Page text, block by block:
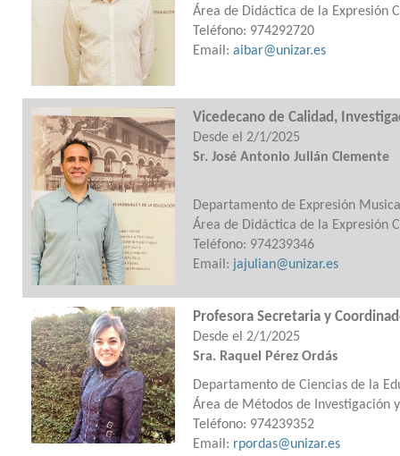
Área de Didáctica de la Expresión
Teléfono: 974292720
Email: aibar@unizar.es
Vicedecano de Calidad,
Desde el 2/1/2025
Sr. José Antonio Julián
Departamento de Expresión
Área de Didáctica de la Expresión
Teléfono: 974239346
Email: jajulian@unizar.es
Profesora Secretaria y
Desde el 2/1/2025
Sra. Raquel Pérez Ordás
Departamento de Ciencias de la
Área de Métodos de Investigación
Teléfono: 974239352
Email: rpordas@unizar.es